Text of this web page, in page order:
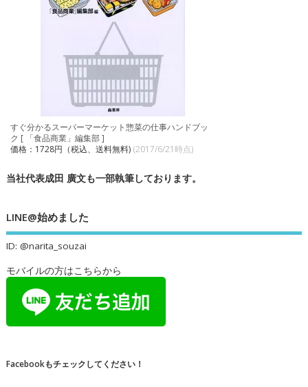
すぐ分かるスーパーマーケット惣菜の仕事ハンドブッ
ク [ 「食品商業」編集部 ]
価格：1728円（税込、送料無料) (2017/6/21時点)
当社代表成田 廣文も一部執筆しております。
LINE@始めました
ID: @narita_souzai
モバイルの方はこちらから
Facebookもチェックしてください！